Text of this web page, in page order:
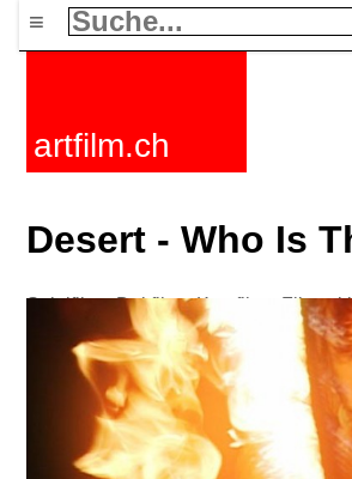
≡
artfilm.ch
Desert - Who Is
Spielfilme Dokfilme Kurzfilme
Nachrichten F-Rated FAQ Kontakt
KaufenAktivierenAbo
216.73.217.120